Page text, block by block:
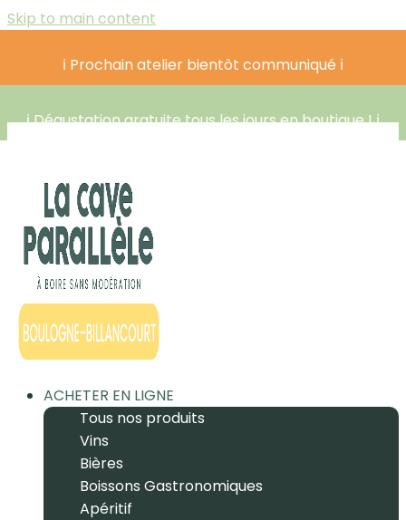
Skip to main content
ℹ️ Prochain atelier bientôt communiqué ℹ️
ℹ️ Dégustation gratuite tous les jours en boutique ! ℹ️
ACHETER EN LIGNE
Tous nos produits
Vins
Bières
Boissons Gastronomiques
Apéritif